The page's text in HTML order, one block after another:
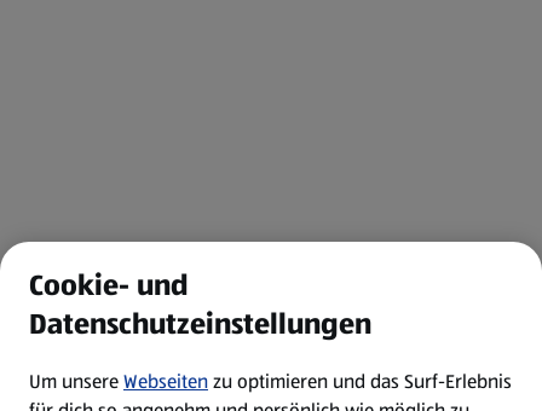
Cookie- und
Datenschutzeinstellungen
Um unsereWebseitenzu optimieren und das Surf-Erlebnis